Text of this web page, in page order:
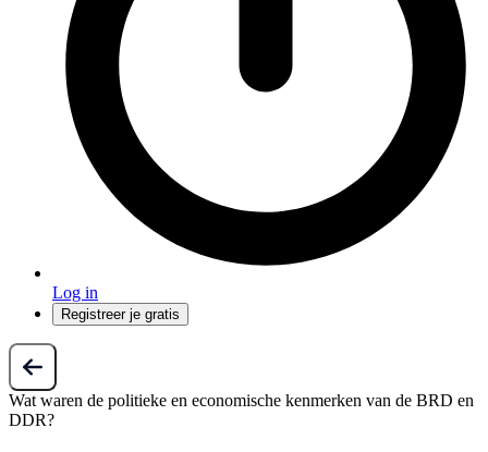
Log in
Registreer je gratis
Wat waren de politieke en economische kenmerken van de BRD en
DDR?